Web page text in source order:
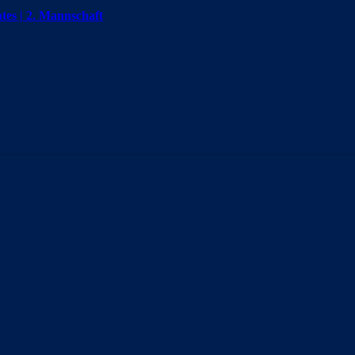
| 2. Mannschaft
Steinheuer und Lukas Kohzer stoßen gleich fünf Spieler aus